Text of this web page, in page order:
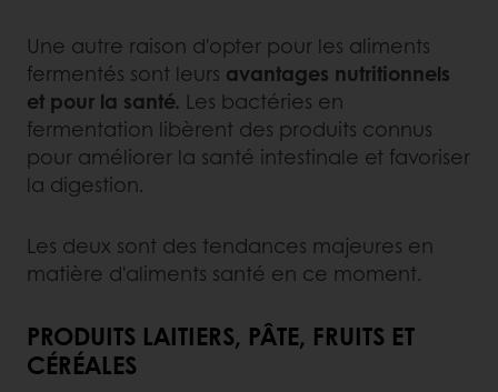
Une autre raison d'opter pour les aliments
fermentés sont leurs avantages nutritionnels
et pour la santé. Les bactéries en
fermentation libèrent des produits connus
pour améliorer la santé intestinale et favoriser
la digestion.
Les deux sont des tendances majeures en
matière d'aliments santé en ce moment.
PRODUITS LAITIERS, PÂTE, FRUITS ET
CÉRÉALES